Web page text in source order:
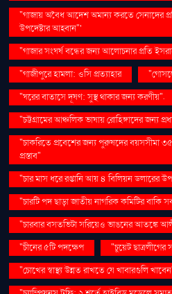
"গাজায় অবৈধ আদেশ অমান্য করতে সেনাদের
উপদেষ্টার আহ্বান"'
"গাজার সংঘর্ষ বন্ধের জন্য আলোচনার প্রতি
"গাজীপুরে হামলা: ওসি প্রত্যাহার
"ঘরের বাতাসে দূষণ: সুস্থ থাকার জন্য করণীয়".
"চট্টগ্রামের আঞ্চলিক ভাষায় রোহিঙ্গাদের জন্য
"চাকরিতে প্রবেশের জন্য পুরুষদের বয়সসীমা
প্রস্তাব"
"চার মাস ধরে রপ্তানি আয় ৪ বিলিয়ন ডলারের
"চারটি পদ ছাড়া জাতীয় নাগরিক কমিটির বাকি
"চারবার বসতভিটা সরিয়েও ভাঙনের আতঙ্কে
"চীনের ৫টি পদক্ষেপ
"চুয়েট
"চোখের স্বাস্থ্য উন্নত রাখতে যে খাবারগুলি